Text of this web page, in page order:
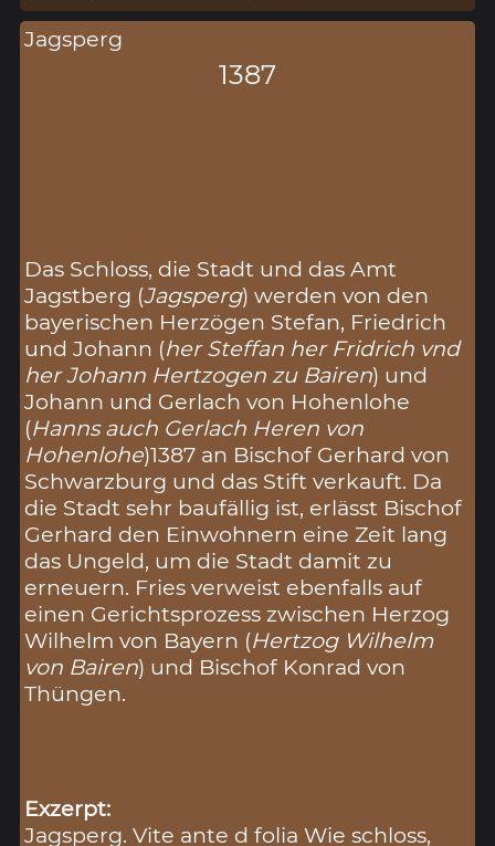
Jagsperg
1387
Das Schloss, die Stadt und das Amt
Jagstberg (Jagsperg) werden von den
bayerischen Herzögen Stefan, Friedrich
und Johann (her Steffan her Fridrich vnd
her Johann Hertzogen zu Bairen) und
Johann und Gerlach von Hohenlohe
(Hanns auch Gerlach Heren von
Hohenlohe)1387 an Bischof Gerhard von
Schwarzburg und das Stift verkauft. Da
die Stadt sehr baufällig ist, erlässt Bischof
Gerhard den Einwohnern eine Zeit lang
das Ungeld, um die Stadt damit zu
erneuern. Fries verweist ebenfalls auf
einen Gerichtsprozess zwischen Herzog
Wilhelm von Bayern (Hertzog Wilhelm
von Bairen) und Bischof Konrad von
Thüngen.
Exzerpt:
Jagsperg. Vite ante d folia Wie schloss,